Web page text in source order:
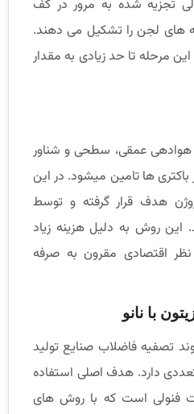
تجزیه شده به مرور در کف
های لجن را تشکیل می دهند.
مرحله تا حد زیادی به مقدار
هوادهی عمقی، سطحی و شناور
باکتری ها تامین میشود. در این
هدف قرار گرفته و توسط
این روش به دلیل هزینه زیاد
اقتصادی مقرون به صرفه
با نانو
تصفیه فاضلاب صنایع تولید
دارد. هدف اصلی استفاده
فنولی است که با روش های